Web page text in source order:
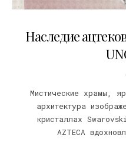
Наследие
Мистические храмы,
архитектура
кристаллах
AZTECA